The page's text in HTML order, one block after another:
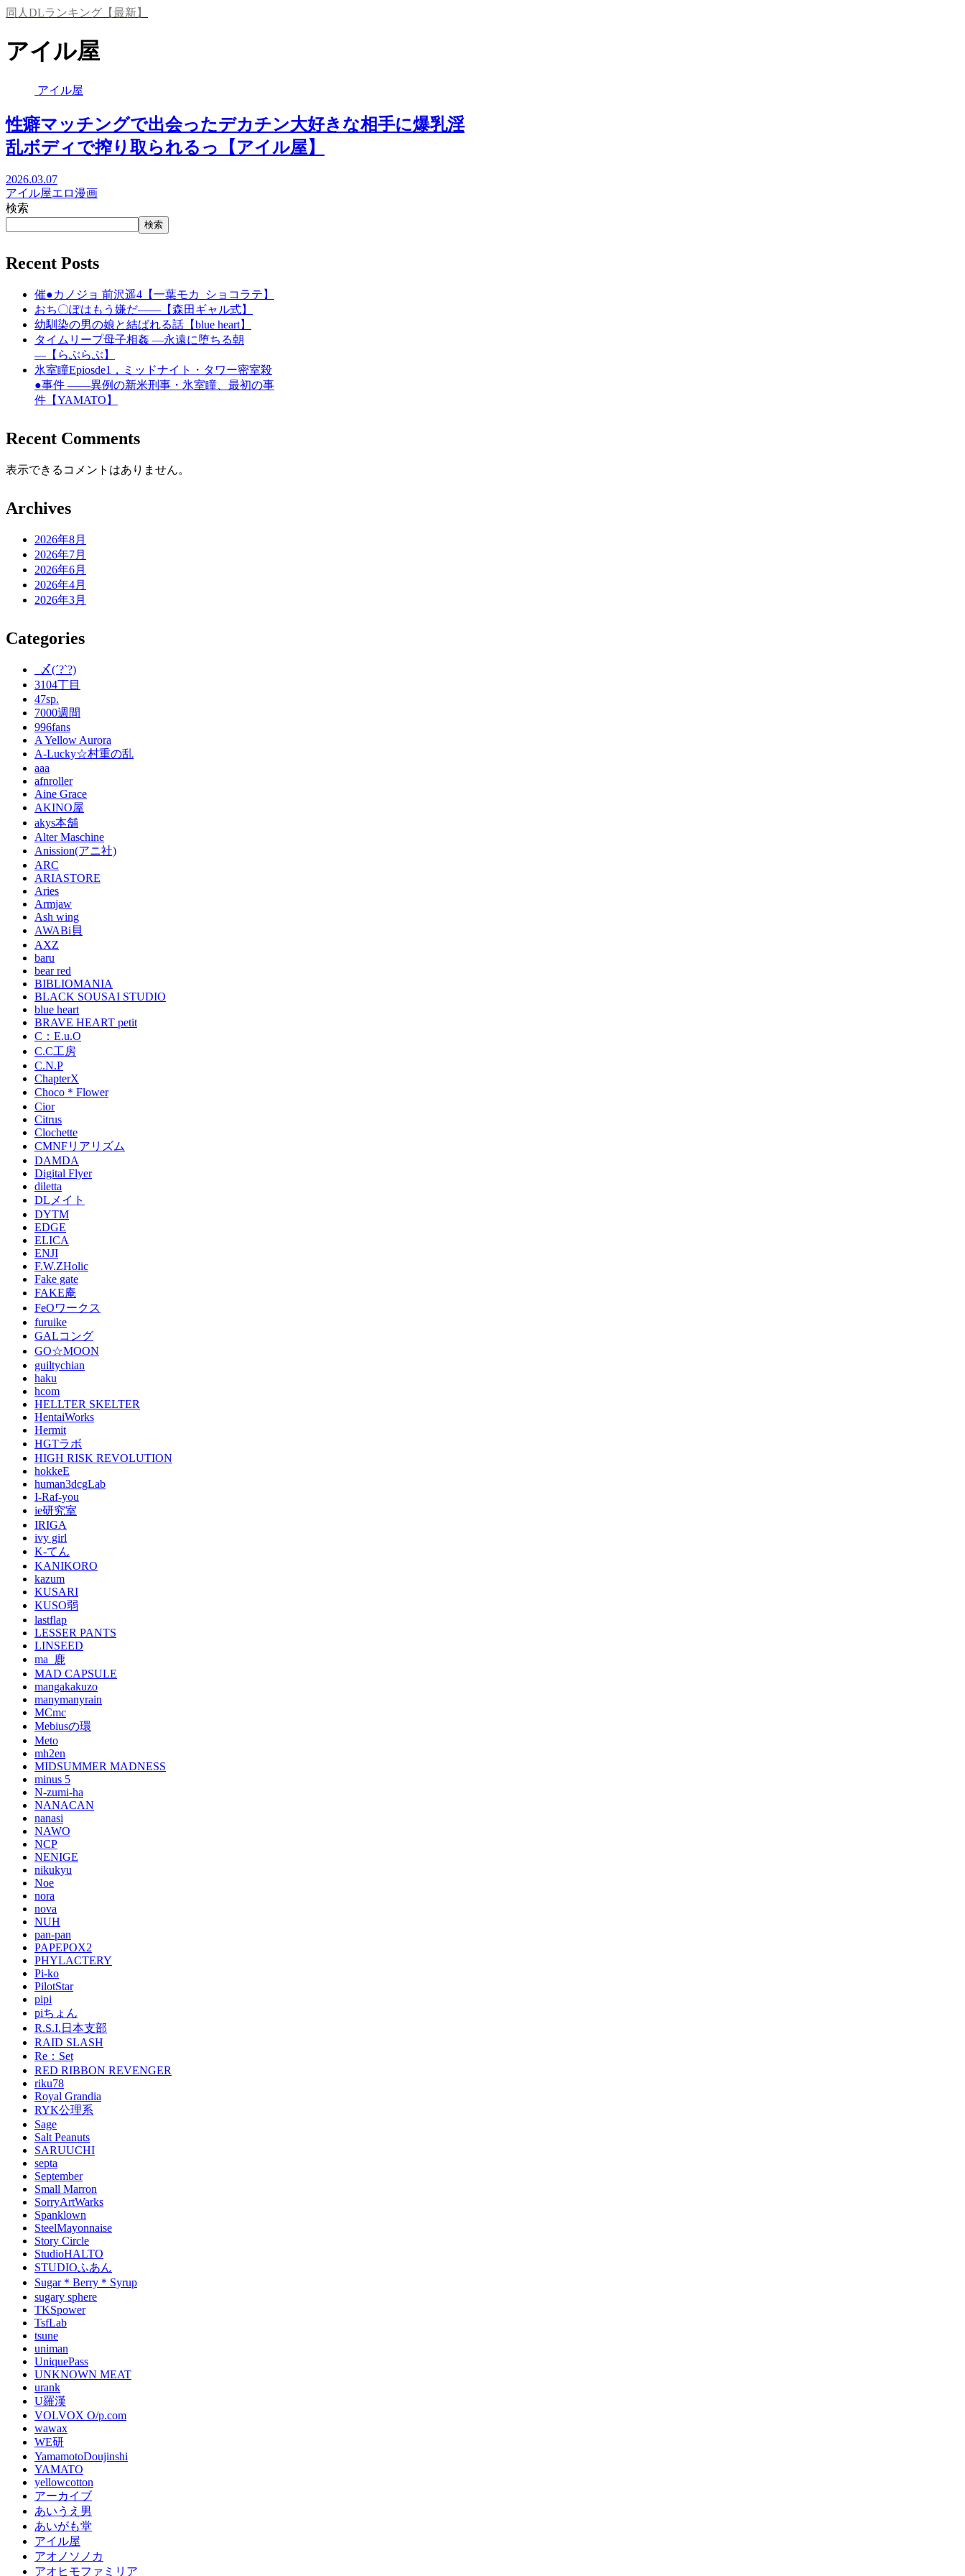
同人DLランキング【最新】
アイル屋
アイル屋
性癖マッチングで出会ったデカチン大好きな相手に爆乳淫
乱ボディで搾り取られるっ【アイル屋】
2026.03.07
アイル屋エロ漫画
検索
検索
Recent Posts
催●カノジョ 前沢遥4【一葉モカ_ショコラテ】
おち〇ぽはもう嫌だ――【森田ギャル式】
幼馴染の男の娘と結ばれる話【blue heart】
タイムリープ母子相姦 ―永遠に堕ちる朝
―【らぶらぶ】
氷室瞳Epiosde1，ミッドナイト・タワー密室殺
●事件 ――異例の新米刑事・氷室瞳、最初の事
件【YAMATO】
Recent Comments
表示できるコメントはありません。
Archives
2026年8月
2026年7月
2026年6月
2026年4月
2026年3月
Categories
_〆(´?`?)
3104丁目
47sp.
7000週間
996fans
A Yellow Aurora
A-Lucky☆村重の乱
aaa
afnroller
Aine Grace
AKINO屋
akys本舗
Alter Maschine
Anission(アニ社)
ARC
ARIASTORE
Aries
Armjaw
Ash wing
AWABi貝
AXZ
baru
bear red
BIBLIOMANIA
BLACK SOUSAI STUDIO
blue heart
BRAVE HEART petit
C：E.u.O
C.C工房
C.N.P
ChapterX
Choco＊Flower
Cior
Citrus
Clochette
CMNFリアリズム
DAMDA
Digital Flyer
diletta
DLメイト
DYTM
EDGE
ELICA
ENJI
F.W.ZHolic
Fake gate
FAKE庵
FeOワークス
furuike
GALコング
GO☆MOON
guiltychian
haku
hcom
HELLTER SKELTER
HentaiWorks
Hermit
HGTラボ
HIGH RISK REVOLUTION
hokkeE
human3dcgLab
I-Raf-you
ie研究室
IRIGA
ivy girl
K-てん
KANIKORO
kazum
KUSARI
KUSO弱
lastflap
LESSER PANTS
LINSEED
ma_鹿
MAD CAPSULE
mangakakuzo
manymanyrain
MCmc
Mebiusの環
Meto
mh2en
MIDSUMMER MADNESS
minus 5
N-zumi-ha
NANACAN
nanasi
NAWO
NCP
NENIGE
nikukyu
Noe
nora
nova
NUH
pan-pan
PAPEPOX2
PHYLACTERY
Pi-ko
PilotStar
pipi
piちょん
R.S.I.日本支部
RAID SLASH
Re：Set
RED RIBBON REVENGER
riku78
Royal Grandia
RYK公理系
Sage
Salt Peanuts
SARUUCHI
septa
September
Small Marron
SorryArtWarks
Spanklown
SteelMayonnaise
Story Circle
StudioHALTO
STUDIOふあん
Sugar＊Berry＊Syrup
sugary sphere
TKSpower
TsfLab
tsune
uniman
UniquePass
UNKNOWN MEAT
urank
U羅漢
VOLVOX O/p.com
wawax
WE研
YamamotoDoujinshi
YAMATO
yellowcotton
アーカイブ
あいうえ男
あいがも堂
アイル屋
アオノソノカ
アオヒモファミリア